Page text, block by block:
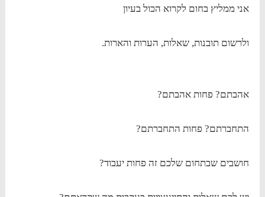
אני ממליץ בחום לקרוא הכול בעיון
ולרשום תובנות, שאלות, הערות והארות.
אהבתם? פחות אהבתם?
התחברתם? פחות התחברתם?
חושבים שבתחום שלכם זה פחות יעבוד?